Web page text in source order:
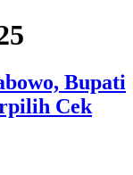
Bupati
Cek